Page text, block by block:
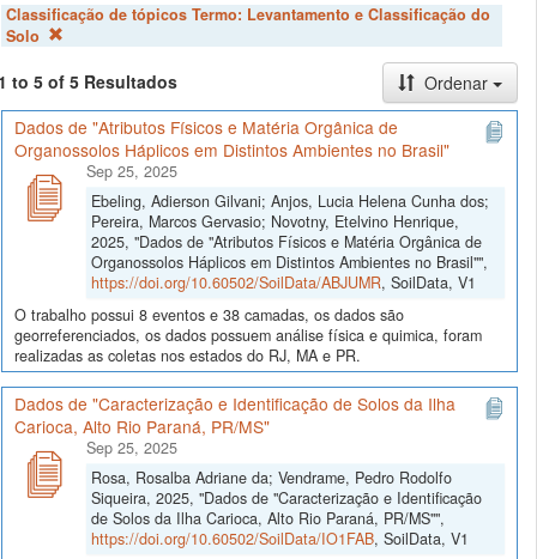
Classificação de tópicos Termo: Levantamento e Classificação do
Solo
to 5 of 5 Resultados
Ordenar
Dados de "Atributos Físicos e Matéria Orgânica de
Organossolos Háplicos em Distintos Ambientes no Brasil"
Sep 25, 2025
Ebeling, Adierson Gilvani; Anjos, Lucia Helena Cunha dos;
Pereira, Marcos Gervasio; Novotny, Etelvino Henrique,
2025, "Dados de "Atributos Físicos e Matéria Orgânica de
Organossolos Háplicos em Distintos Ambientes no Brasil"",
https://doi.org/10.60502/SoilData/ABJUMR, SoilData, V1
O trabalho possui 8 eventos e 38 camadas, os dados são
georreferenciados, os dados possuem análise física e quimica, foram
realizadas as coletas nos estados do RJ, MA e PR.
Dados de "Caracterização e Identificação de Solos da Ilha
Carioca, Alto Rio Paraná, PR/MS"
Sep 25, 2025
Rosa, Rosalba Adriane da; Vendrame, Pedro Rodolfo
Siqueira, 2025, "Dados de "Caracterização e Identificação
de Solos da Ilha Carioca, Alto Rio Paraná, PR/MS"",
https://doi.org/10.60502/SoilData/IO1FAB, SoilData, V1